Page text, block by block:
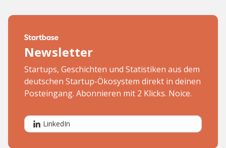
Newsletter
Startups, Geschichten und Statistiken aus dem
deutschen Startup-Ökosystem direkt in deinen
Posteingang. Abonnieren mit 2 Klicks. Noice.
LinkedIn